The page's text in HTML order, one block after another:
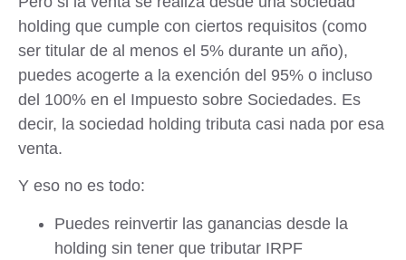
holding que cumple con ciertos requisitos (como
ser titular de al menos el 5% durante un año),
puedes acogerte a la exención del 95% o incluso
del 100% en el Impuesto sobre Sociedades. Es
decir, la sociedad holding tributa casi nada por esa
venta.
Y eso no es todo:
Puedes reinvertir las ganancias desde la
holding sin tener que tributar IRPF